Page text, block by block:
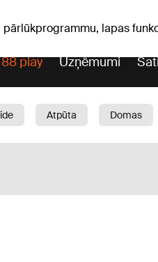
lapas
play Uzņēmumi
Atpūta Domas